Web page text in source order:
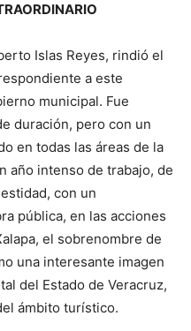
Islas Reyes, rindió el
a este
municipal. Fue
duración, pero con un
en todas las áreas de la
año intenso de trabajo, de
con un
pública, en las acciones
el sobrenombre de
una interesante imagen
del Estado de Veracruz,
ámbito turístico.